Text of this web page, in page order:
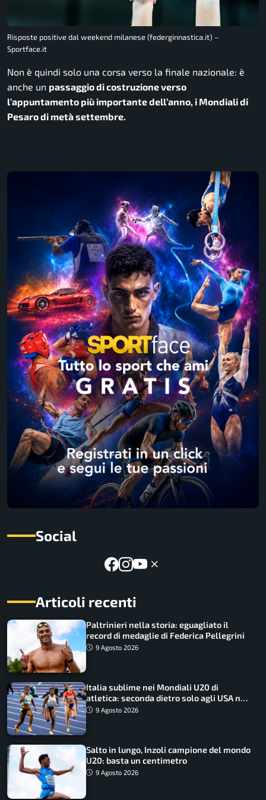
Risposte positive dal weekend milanese (federginnastica.it) –
Sportface.it
Non è quindi solo una corsa verso la finale nazionale: è
anche un passaggio di costruzione verso
l’appuntamento più importante dell’anno, i Mondiali di
Pesaro di metà settembre.
Social
Articoli recenti
Paltrinieri nella storia: eguagliato il
record di medaglie di Federica Pellegrini
9 Agosto 2026
Italia sublime nei Mondiali U20 di
atletica: seconda dietro solo agli USA nel
medagliere
9 Agosto 2026
Salto in lungo, Inzoli campione del mondo
U20: basta un centimetro
9 Agosto 2026